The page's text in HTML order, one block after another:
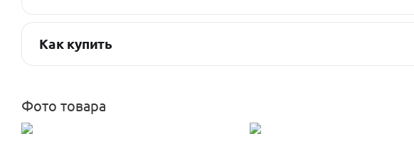
Как купить
Фото товара